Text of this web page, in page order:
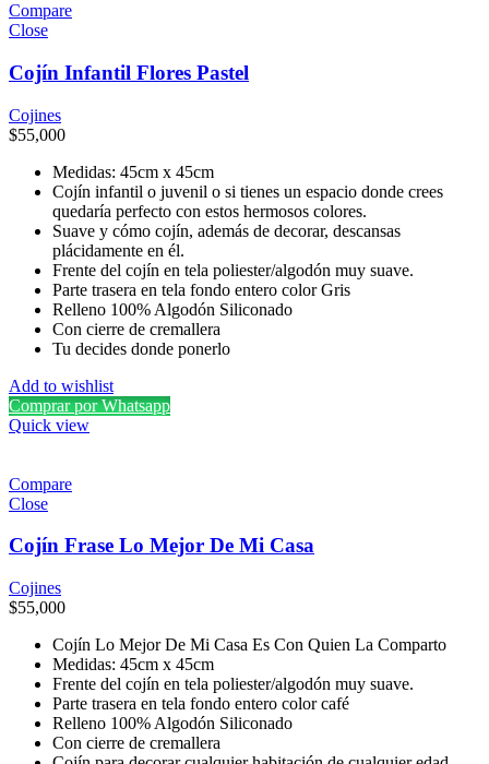
Compare
Close
Cojín Infantil Flores Pastel
Cojines
$55,000
Medidas: 45cm x 45cm
Cojín infantil o juvenil o si tienes un espacio donde crees
quedaría perfecto con estos hermosos colores.
Suave y cómo cojín, además de decorar, descansas
plácidamente en él.
Frente del cojín en tela poliester/algodón muy suave.
Parte trasera en tela fondo entero color Gris
Relleno 100% Algodón Siliconado
Con cierre de cremallera
Tu decides donde ponerlo
Add to wishlist
Comprar por Whatsapp
Quick view
Compare
Close
Cojín Frase Lo Mejor De Mi Casa
Cojines
$55,000
Cojín Lo Mejor De Mi Casa Es Con Quien La Comparto
Medidas: 45cm x 45cm
Frente del cojín en tela poliester/algodón muy suave.
Parte trasera en tela fondo entero color café
Relleno 100% Algodón Siliconado
Con cierre de cremallera